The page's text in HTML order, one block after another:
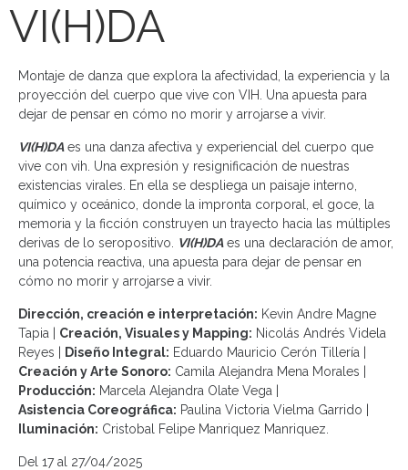
VI(H)DA
Montaje de danza que explora la afectividad, la experiencia y la
proyección del cuerpo que vive con VIH. Una apuesta para
dejar de pensar en cómo no morir y arrojarse a vivir.
VI(H)DAes una danza afectiva y experiencial del cuerpo que
vive con vih. Una expresión y resignificación de nuestras
existencias virales. En ella se despliega un paisaje interno,
químico y oceánico, donde la impronta corporal, el goce, la
memoria y la ficción construyen un trayecto hacia las múltiples
derivas de lo seropositivo.
VI(H)DAes una declaración de amor,
una potencia reactiva, una apuesta para dejar de pensar en
cómo no morir y arrojarse a vivir.
Dirección, creación e interpretación: Kevin Andre Magne
Tapia | Creación, Visuales y Mapping: Nicolás Andrés Videla
Reyes |
Diseño Integral: Eduardo Mauricio Cerón Tillería |
Creación y Arte Sonoro: Camila Alejandra Mena Morales |
Producción: Marcela Alejandra Olate Vega |
Asistencia Coreográfica: Paulina Victoria Vielma Garrido |
Iluminación: Cristobal Felipe Manriquez Manriquez.
Del 17 al 27/04/2025